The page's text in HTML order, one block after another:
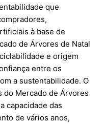
que
à base de
de Árvores de Natal
e origem
entre os
a sustentabilidade. O
Mercado de Árvores
capacidade das
de vários anos,